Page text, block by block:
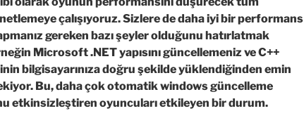
çalışıyoruz. Sizlere de daha iyi bir performans
gereken bazı şeyler olduğunu hatırlatmak
Microsoft .NET yapısını güncellemeniz ve C++
bilgisayarınıza doğru şekilde yüklendiğinden emin
Bu, daha çok otomatik windows güncelleme
etkinsizleştiren oyuncuları etkileyen bir durum.